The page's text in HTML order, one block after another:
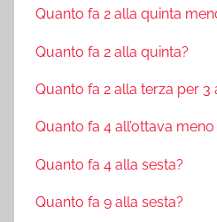
Quanto fa 2 alla quinta
Quanto fa 2 alla quinta?
Quanto fa 2 alla terza per 3
Quanto fa 4 all’ottava
Quanto fa 4 alla sesta?
Quanto fa 9 alla sesta?